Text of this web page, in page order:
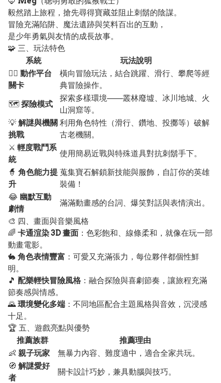
毅然踏上旅程，搶先尋得寶藏並阻止刺鬍的陰謀。
冒險充滿陷阱、魔法遺跡與笑料百出的互動，
是少年勇氣與友情的成長故事。
🧩 三、玩法特色
系統
玩法說明
🏃‍♂️ 動作平台
關卡
橫向冒險玩法，結合跳躍、滑行、攀爬等經
典冒險操作。
🗺️ 探險模式
探索多樣環境——叢林廢墟、冰川地城、火
山洞窟等。
💡 解謎與機關
挑戰
利用角色特性（滑行、鑽地、投擲等）破解
古老機關。
⚔️ 輕度戰鬥系
統
使用簡易近戰與特殊道具對抗刺鬍手下。
🧙 角色能力提
升
蒐集寶石解鎖新技能與服飾，自訂你的英雄
裝備！
😂 幽默互動
劇情
滿滿動畫感的台詞、爆笑對話與表情演出。
🎨 四、畫面與音樂風格
🌈 卡通渲染 3D 畫面 ：色彩飽和、線條柔和，就像在玩一部
動畫電影。
🐇 角色表情豐富 ：可愛又充滿張力，每位夥伴都個性鮮
明。
🎵 配樂輕快冒險風格 ：融合探險與喜劇節奏，讓旅程充滿
節奏感與情感。
🌄 環境變化多端 ：不同地區配合主題風格與音效，沉浸感
十足。
🏆 五、遊戲亮點與優勢
推薦族群
推薦理由
👶 親子玩家
無暴力內容、難度適中，適合全家共玩。
🧭 解謎愛好
者
關卡設計巧妙，兼具動腦與技巧。